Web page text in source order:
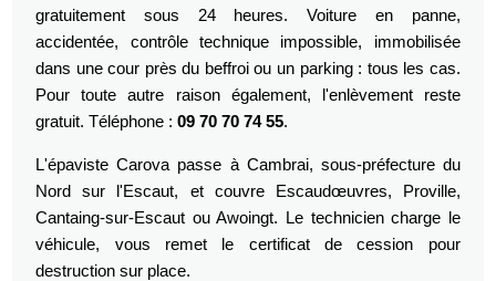
gratuitement sous 24 heures. Voiture en panne,
accidentée, contrôle technique impossible, immobilisée
dans une cour près du beffroi ou un parking : tous les cas.
Pour toute autre raison également, l'enlèvement reste
gratuit. Téléphone :09 70 70 74 55.
L'épaviste Carova passe à Cambrai, sous-préfecture du
Nord sur l'Escaut, et couvre Escaudœuvres, Proville,
Cantaing-sur-Escaut ou Awoingt. Le technicien charge le
véhicule, vous remet le certificat de cession pour
destruction sur place.